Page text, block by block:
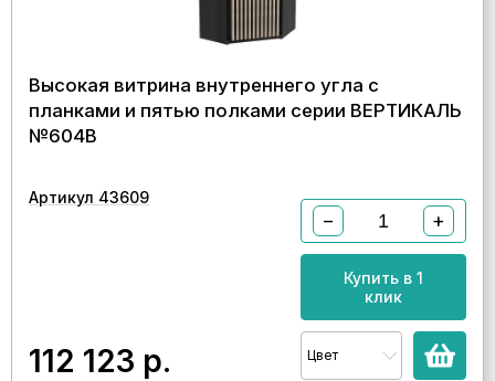
Высокая витрина внутреннего угла с
планками и пятью полками серии ВЕРТИКАЛЬ
№604В
Артикул 43609
112 123 р.
− +
Купить в 1
клик
Цвет